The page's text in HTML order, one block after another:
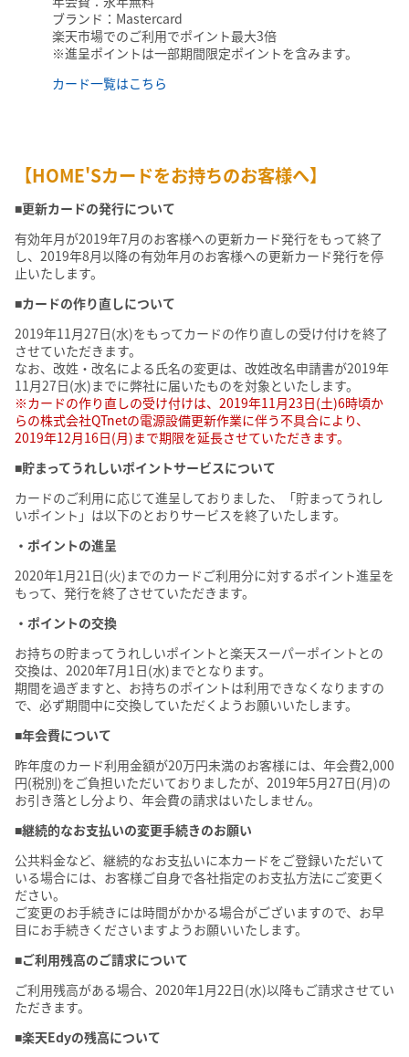
ブランド：Mastercard
楽天市場でのご利用でポイント最大3倍
※進呈ポイントは一部期間限定ポイントを含みます。
カード一覧はこちら
【HOME'Sカードをお持ちのお客様へ】
■更新カードの発行について
有効年月が2019年7月のお客様への更新カード発行をもって終了
し、2019年8月以降の有効年月のお客様への更新カード発行を停
止いたします。
■カードの作り直しについて
2019年11月27日(水)をもってカードの作り直しの受け付けを終了
させていただきます。
なお、改姓・改名による氏名の変更は、改姓改名申請書が2019年
11月27日(水)までに弊社に届いたものを対象といたします。
※カードの作り直しの受け付けは、2019年11月23日(土)6時頃か
らの株式会社QTnetの電源設備更新作業に伴う不具合により、
2019年12月16日(月)まで期限を延長させていただきます。
■貯まってうれしいポイントサービスについて
カードのご利用に応じて進呈しておりました、「貯まってうれし
いポイント」は以下のとおりサービスを終了いたします。
・ポイントの進呈
2020年1月21日(火)までのカードご利用分に対するポイント進呈を
もって、発行を終了させていただきます。
・ポイントの交換
お持ちの貯まってうれしいポイントと楽天スーパーポイントとの
交換は、2020年7月1日(水)までとなります。
期間を過ぎますと、お持ちのポイントは利用できなくなりますの
で、必ず期間中に交換していただくようお願いいたします。
■年会費について
昨年度のカード利用金額が20万円未満のお客様には、年会費2,000
円(税別)をご負担いただいておりましたが、2019年5月27日(月)の
お引き落とし分より、年会費の請求はいたしません。
■継続的なお支払いの変更手続きのお願い
公共料金など、継続的なお支払いに本カードをご登録いただいて
いる場合には、お客様ご自身で各社指定のお支払方法にご変更く
ださい。
ご変更のお手続きには時間がかかる場合がございますので、お早
目にお手続きくださいますようお願いいたします。
■ご利用残高のご請求について
ご利用残高がある場合、2020年1月22日(水)以降もご請求させてい
ただきます。
■楽天Edyの残高について